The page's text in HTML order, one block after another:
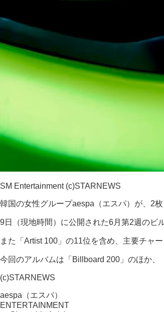
SM Entertainment (c)STARNEWS
韓国の女性グループaespa（エスパ）が、2
9日（現地時間）に公開された6月第2週のビ
また「Artist 100」の11位を含め、主要チャ
今回のアルバムは「Billboard 200」のほか、
(c)STARNEWS
aespa（エスパ）
ENTERTAINMENT